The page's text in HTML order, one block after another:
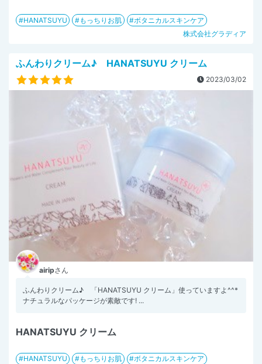
HANATSUYU もっちりお肌
ボタニカルスキンケア
株式会社グラディア
ふんわりクリーム♪ HANATSUYU クリーム
2023/03/02
airipさん
ふんわりクリーム♪ 「HANATSUYU クリーム」使っていますよ^^*
ナチュラルなパッケージが素敵です! ...
HANATSUYU クリーム
HANATSUYU もっちりお肌
ボタニカルスキンケア